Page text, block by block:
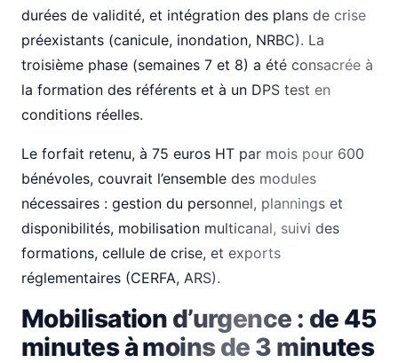
durées de validité, et intégration des plans de crise
préexistants (canicule, inondation, NRBC). La
troisième phase (semaines 7 et 8) a été consacrée à
la formation des référents et à un DPS test en
conditions réelles.
Le forfait retenu, à 75 euros HT par mois pour 600
bénévoles, couvrait l’ensemble des modules
nécessaires : gestion du personnel, plannings et
disponibilités, mobilisation multicanal, suivi des
formations, cellule de crise, et exports
réglementaires (CERFA, ARS).
Mobilisation d’urgence : de 45
minutes à moins de 3 minutes